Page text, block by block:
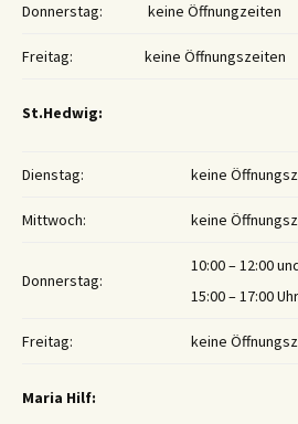
Donnerstag: keine Öffnungzeiten
Freitag: keine Öffnungszeiten
St.Hedwig:
Dienstag: keine
Mittwoch: keine
Donnerstag:
10:00 – 12:00
15:00 – 17:00 Uhr
Freitag: keine
Maria Hilf: